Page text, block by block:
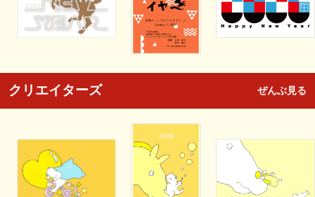
クリエイターズ ぜんぶ見る